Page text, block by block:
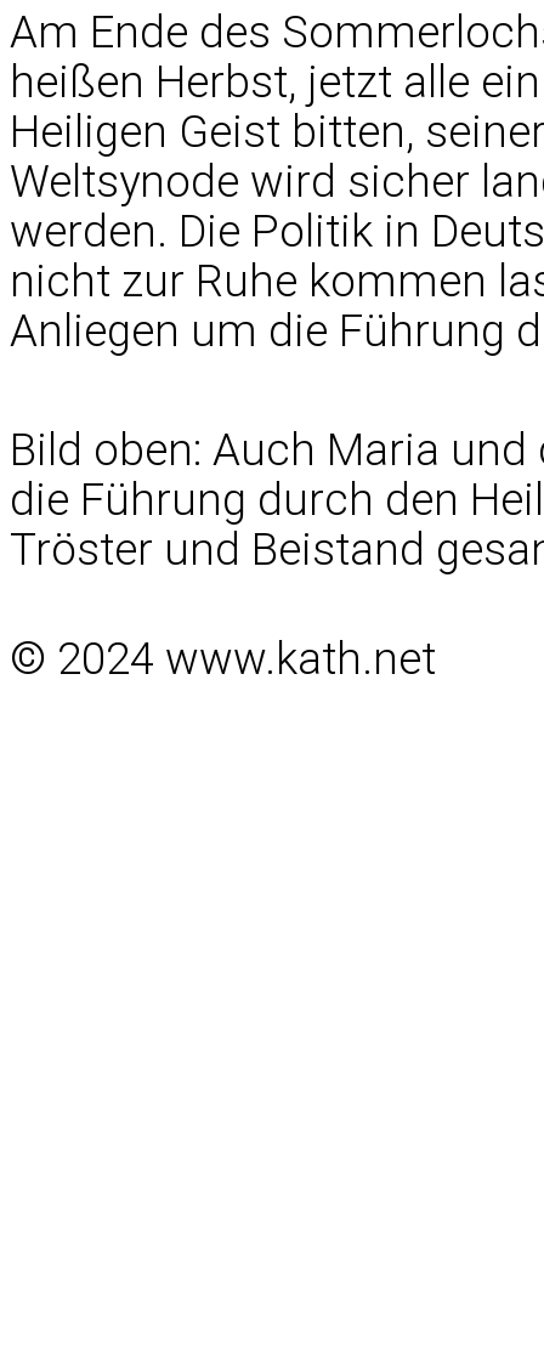
Am Ende des
heißen Herbst, jetzt alle
Heiligen Geist bitten,
Weltsynode wird sicher
werden. Die Politik in
nicht zur Ruhe kommen
Anliegen um die Führung
Bild oben: Auch Maria
die Führung durch den
Tröster und Beistand
© 2024 www.kath.net